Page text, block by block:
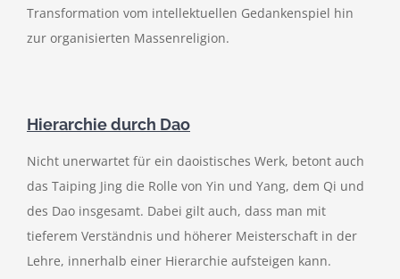
Transformation vom intellektuellen Gedankenspiel hin
zur organisierten Massenreligion.
Hierarchie durch Dao
Nicht unerwartet für ein daoistisches Werk, betont auch
das Taiping Jing die Rolle von Yin und Yang, dem Qi und
des Dao insgesamt. Dabei gilt auch, dass man mit
tieferem Verständnis und höherer Meisterschaft in der
Lehre, innerhalb einer Hierarchie aufsteigen kann.